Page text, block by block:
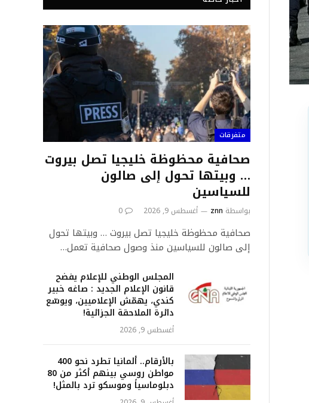
متفرقات
صحافية محظوظة خليجيا تصل بيروت
… وبيتها تحول إلى صالون
للسياسين
بواسطة znn أغسطس 9, 2026 0
صحافية محظوظة خليجيا تصل بيروت … وبيتها تحول
إلى صالون للسياسين منذ وصول صحافية تعمل…
المجلس الوطني للإعلام يفضح
قانون الإعلام الجديد : صاغه خبير
كندي، يهمّش الإعلاميين، ويوسّع
دائرة الملاحقة الجزائية!
أغسطس 9, 2026
بالأرقام.. ألمانيا تطرد نحو 400
مواطن روسي بينهم أكثر من 80
دبلوماسياً وموسكو ترد بالمثل!